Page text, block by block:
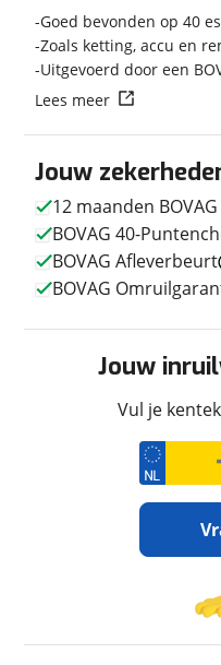
Nieuw of occasion
Techniek
Transmissie
Motorinhoud
Aantal cilinders
Vermogen
Topsnelheid
Afmetingen en
Massa ledig voertuig
Maximaal toelaatbaar
Jouw
12 maanden
BOVAG 40-
BOVAG Afleverbeurt
BOVAG
Jouw
Vul je
Ontvang
Goed bevonden op 40
Zoals ketting, accu en
Uitgevoerd door een
Lees meer